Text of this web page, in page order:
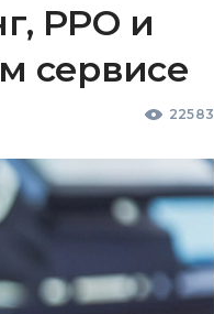
РРО и
сервисе
22583